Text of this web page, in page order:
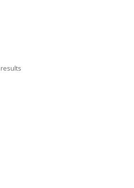
results